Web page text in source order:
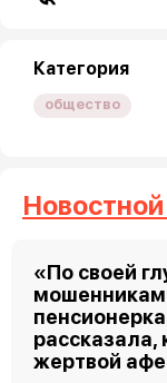
Категория
общество
«По своей
рассказала,
жертвой